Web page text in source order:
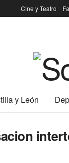
Cine y Teatro
y León